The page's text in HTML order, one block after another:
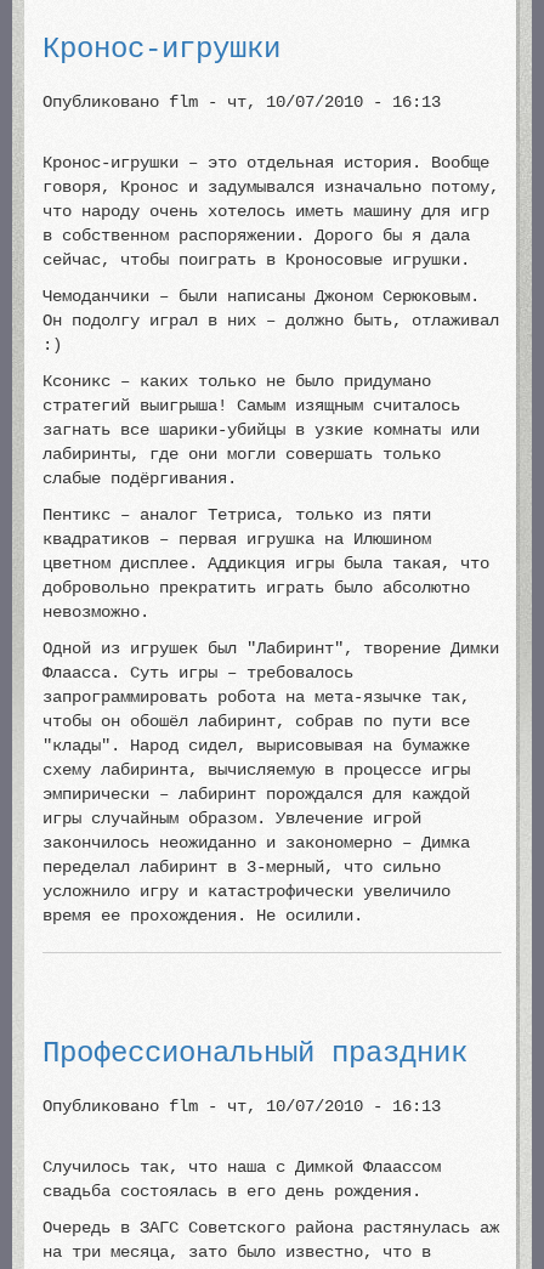
Кронос-игрушки
Опубликовано flm - чт, 10/07/2010 - 16:13
Кронос-игрушки – это отдельная история. Вообще
говоря, Кронос и задумывался изначально потому,
что народу очень хотелось иметь машину для игр
в собственном распоряжении. Дорого бы я дала
сейчас, чтобы поиграть в Кроносовые игрушки.
Чемоданчики – были написаны Джоном Серюковым.
Он подолгу играл в них – должно быть, отлаживал
:)
Ксоникс – каких только не было придумано
стратегий выигрыша! Самым изящным считалось
загнать все шарики-убийцы в узкие комнаты или
лабиринты, где они могли совершать только
слабые подёргивания.
Пентикс – аналог Тетриса, только из пяти
квадратиков – первая игрушка на Илюшином
цветном дисплее. Аддикция игры была такая, что
добровольно прекратить играть было абсолютно
невозможно.
Одной из игрушек был "Лабиринт", творение Димки
Флаасса. Суть игры – требовалось
запрограммировать робота на мета-язычке так,
чтобы он обошёл лабиринт, собрав по пути все
"клады". Народ сидел, вырисовывая на бумажке
схему лабиринта, вычисляемую в процессе игры
эмпирически – лабиринт порождался для каждой
игры случайным образом. Увлечение игрой
закончилось неожиданно и закономерно – Димка
переделал лабиринт в 3-мерный, что сильно
усложнило игру и катастрофически увеличило
время ее прохождения. Не осилили.
Профессиональный праздник
Опубликовано flm - чт, 10/07/2010 - 16:13
Случилось так, что наша с Димкой Флаассом
свадьба состоялась в его день рождения.
Очередь в ЗАГС Советского района растянулась аж
на три месяца, зато было известно, что в